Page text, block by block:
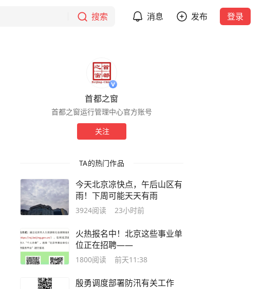
搜索 消息 发布 登录
首都之窗
首都之窗运行管理中心官方账号
关注
TA的热门作品
今天北京凉快点，午后山区有
雨！下周可能天天有雨
3924阅读 23小时前
火热报名中！北京这些事业单
位正在招聘——
1800阅读 前天11:38
殷勇调度部署防汛有关工作